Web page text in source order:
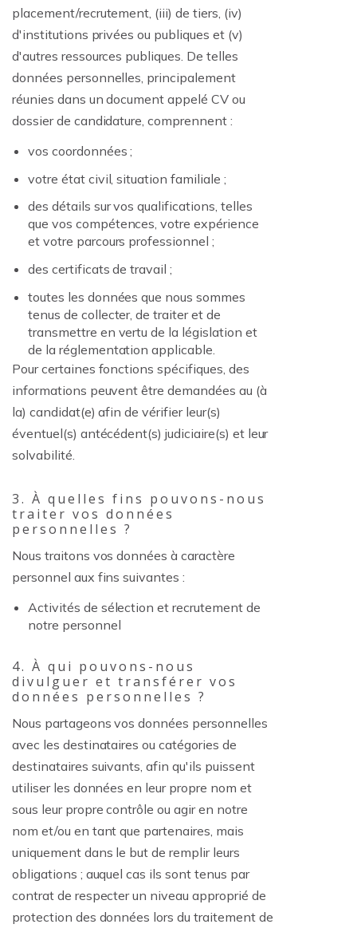
placement/recrutement, (iii) de tiers, (iv)
d'institutions privées ou publiques et (v)
d'autres ressources publiques. De telles
données personnelles, principalement
réunies dans un document appelé CV ou
dossier de candidature, comprennent :
vos coordonnées ;
votre état civil, situation familiale ;
des détails sur vos qualifications, telles
que vos compétences, votre expérience
et votre parcours professionnel ;
des certificats de travail ;
toutes les données que nous sommes
tenus de collecter, de traiter et de
transmettre en vertu de la législation et
de la réglementation applicable.
Pour certaines fonctions spécifiques, des
informations peuvent être demandées au (à
la) candidat(e) afin de vérifier leur(s)
éventuel(s) antécédent(s) judiciaire(s) et leur
solvabilité.
3. À quelles fins pouvons-nous
traiter vos données
personnelles ?
Nous traitons vos données à caractère
personnel aux fins suivantes :
Activités de sélection et recrutement de
notre personnel
4. À qui pouvons-nous
divulguer et transférer vos
données personnelles ?
Nous partageons vos données personnelles
avec les destinataires ou catégories de
destinataires suivants, afin qu'ils puissent
utiliser les données en leur propre nom et
sous leur propre contrôle ou agir en notre
nom et/ou en tant que partenaires, mais
uniquement dans le but de remplir leurs
obligations ; auquel cas ils sont tenus par
contrat de respecter un niveau approprié de
protection des données lors du traitement de